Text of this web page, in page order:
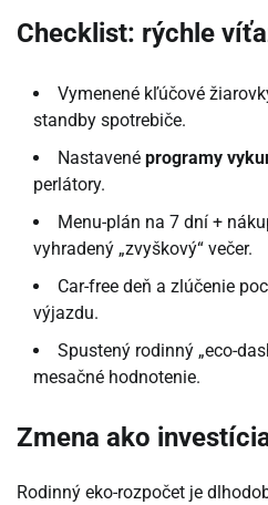
Checklist: rýchle
Vymenené kľúčové
standby spotrebiče.
Nastavené programy
perlátory.
Menu-plán na 7 dní +
vyhradený „zvyškový“ večer.
Car-free deň a zlúčenie
výjazdu.
Spustený rodinný „eco-
mesačné hodnotenie.
Zmena ako
Rodinný eko-rozpočet je